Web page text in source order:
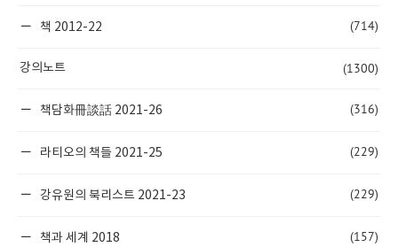
책 2012-22 (714)
강의노트 (1300)
책담화冊談話 2021-26 (316)
라티오의 책들 2021-25 (229)
강유원의 북리스트 2021-23 (229)
책과 세계 2018 (157)